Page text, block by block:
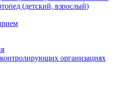
(детский, взрослый)
организациях